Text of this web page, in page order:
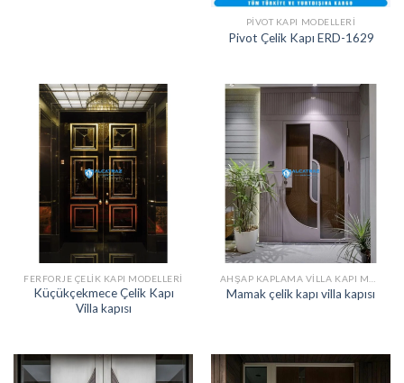
PIVOT KAPI MODELLERI
Pivot Çelik Kapı ERD-1629
FERFORJE ÇELIK KAPI MODELLERI
Küçükçekmece Çelik Kapı
Villa kapısı
Mamak çelik kapı villa kapısı